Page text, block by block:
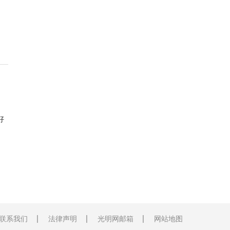
系我们 法律声明 光明网邮箱 网站地图